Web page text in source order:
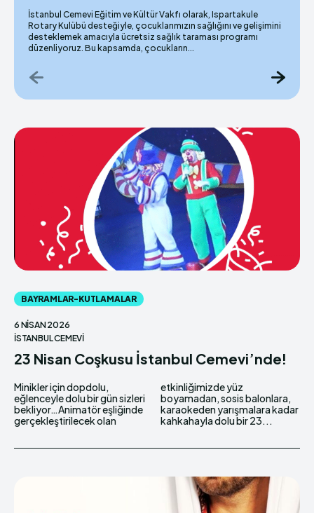
İstanbul Cemevi Eğitim ve Kültür Vakfı olarak, Ispartakule
Rotary Kulübü desteğiyle, çocuklarımızın sağlığını ve gelişimini
desteklemek amacıyla ücretsiz sağlık taraması programı
düzenliyoruz. Bu kapsamda, çocukların...
BAYRAMLAR-KUTLAMALAR
6 NISAN 2026
İSTANBUL CEMEVI
23 Nisan Coşkusu İstanbul Cemevi’nde!
Minikler için dopdolu,
eğlenceyle dolu bir gün sizleri
bekliyor…Animatör eşliğinde
gerçekleştirilecek olan
etkinliğimizde yüz
boyamadan, sosis balonlara,
karaokeden yarışmalara kadar
kahkahayla dolu bir 23...